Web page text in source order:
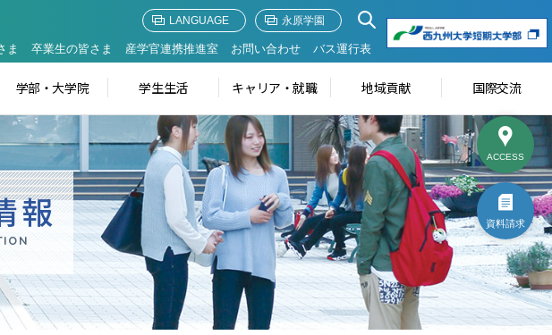
ACCESS
資料請求
ま 卒業生の皆さま 産学官連携推進室 お問い合わせ バス運行表
LANGUAGE 永原学園
学部・大学院 学生生活 キャリア・就職 地域貢献 国際交流
報